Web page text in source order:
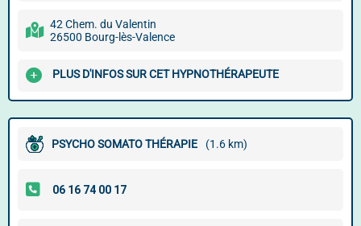
42 Chem. du Valentin
26500 Bourg-lès-Valence
PLUS D'INFOS SUR CET HYPNOTHÉRAPEUTE
PSYCHO SOMATO THÉRAPIE (1.6 km)